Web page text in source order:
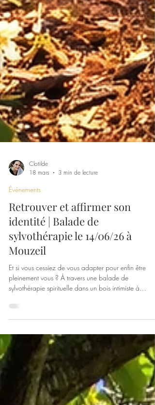
Clotilde
Événements
Retrouver et affirmer son
identité | Balade de
sylvothérapie le 14/06/26 à
Mouzeil
Et si vous cessiez de vous adapter pour enfin être
pleinement vous ? À travers une balade de
Mouzeil, reconnectez-vous à votre identité profonde,
renforcez votre confiance en vous et osez rayonner
votre vérité au cœur de la nature.